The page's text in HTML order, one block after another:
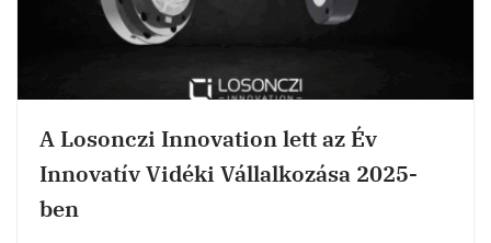
A Losonczi Innovation lett az Év
Innovatív Vidéki Vállalkozása 2025-
ben